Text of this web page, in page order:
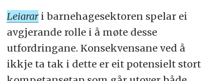
Leiarari barnehagesektoren spelar ei
avgjerande rolle i å møte desse
utfordringane. Konsekvensane ved å
ikkje ta tak i dette er eit potensielt stort